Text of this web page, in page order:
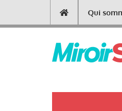
contenu
Main
navigation
Qui